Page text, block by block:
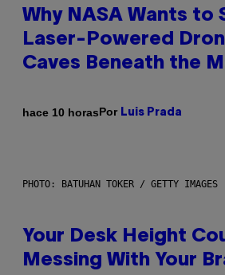
Why NASA Wants to
Laser-Powered
Caves Beneath the
hace 10 horasPor Luis Prada
PHOTO: BATUHAN TOKER / GETTY IMAGES
Your Desk Height
Messing With Your